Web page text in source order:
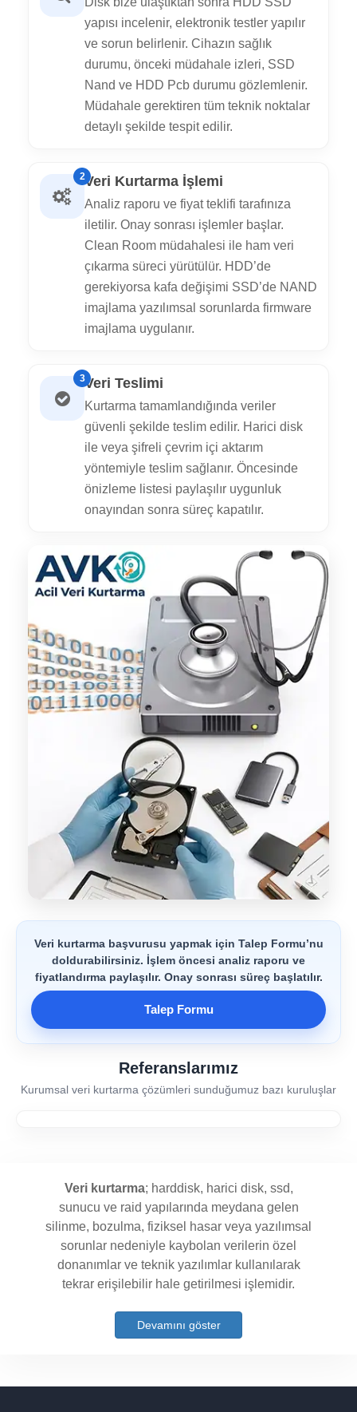
yapısı incelenir, elektronik testler yapılır
ve sorun belirlenir. Cihazın sağlık
durumu, önceki müdahale izleri, SSD
Nand ve HDD Pcb durumu gözlemlenir.
Müdahale gerektiren tüm teknik noktalar
detaylı şekilde tespit edilir.
2Veri Kurtarma İşlemi
Analiz raporu ve fiyat teklifi tarafınıza
iletilir. Onay sonrası işlemler başlar.
Clean Room müdahalesi ile ham veri
çıkarma süreci yürütülür. HDD’de
gerekiyorsa kafa değişimi SSD’de NAND
imajlama yazılımsal sorunlarda firmware
imajlama uygulanır.
3Veri Teslimi
Kurtarma tamamlandığında veriler
güvenli şekilde teslim edilir. Harici disk
ile veya şifreli çevrim içi aktarım
yöntemiyle teslim sağlanır. Öncesinde
önizleme listesi paylaşılır uygunluk
onayından sonra süreç kapatılır.
Veri kurtarma başvurusu yapmak için Talep Formu’nu
doldurabilirsiniz. İşlem öncesi analiz raporu ve
fiyatlandırma paylaşılır. Onay sonrası süreç başlatılır.
Talep Formu
Referanslarımız
Kurumsal veri kurtarma çözümleri sunduğumuz bazı kuruluşlar
Veri kurtarma; harddisk, harici disk, ssd,
sunucu ve raid yapılarında meydana gelen
silinme, bozulma, fiziksel hasar veya yazılımsal
sorunlar nedeniyle kaybolan verilerin özel
donanımlar ve teknik yazılımlar kullanılarak
tekrar erişilebilir hale getirilmesi işlemidir.
Devamını göster